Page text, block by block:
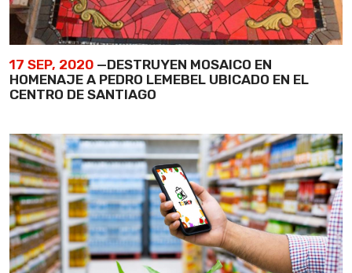
17 SEP, 2020 —DESTRUYEN MOSAICO EN
HOMENAJE A PEDRO LEMEBEL UBICADO EN EL
CENTRO DE SANTIAGO